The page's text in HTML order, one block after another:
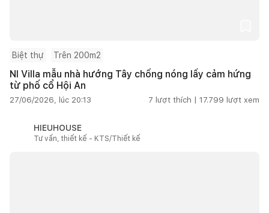
Biệt thự Trên 200m2
NI Villa mẫu nhà hướng Tây chống nóng lấy cảm hứng
từ phố cổ Hội An
27/06/2026, lúc 20:13 7 lượt thích | 17.799 lượt xem
HIEUHOUSE
Tư vấn, thiết kế - KTS/Thiết kế